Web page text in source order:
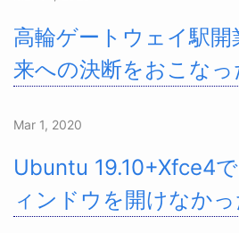
高輪ゲートウェイ駅
来への決断をおこなっ
Mar 1, 2020
Ubuntu 19.10+Xfce4
ィンドウを開けなかっ